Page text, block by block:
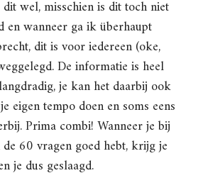
wel, misschien is dit toch niet
en wanneer ga ik überhaupt
dit is voor iedereen (oke,
De informatie is heel
je kan het daarbij ook
eigen tempo doen en soms eens
Prima combi! Wanneer je bij
60 vragen goed hebt, krijg je
je dus geslaagd.